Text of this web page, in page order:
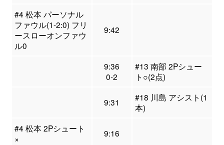
#4 松本 パーソナル
ファウル(1-2:0) フリ
ースローオンファウ
ル0
9:42
9:36
0-2
#13 南部 2Pシュー
ト○(2点)
9:31
#18 川島 アシスト(1
本)
#4 松本 2Pシュート
×
9:16